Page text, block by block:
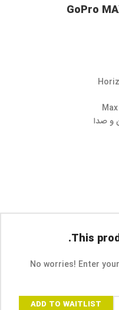
و صدا
This
No worries! Enter
ADD TO WAITLIST